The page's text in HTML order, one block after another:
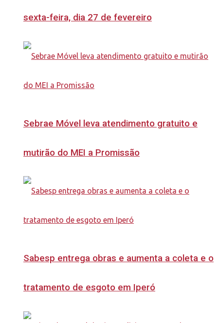
sexta-feira, dia 27 de fevereiro
Sebrae Móvel leva atendimento gratuito e
mutirão do MEI a Promissão
Sabesp entrega obras e aumenta a coleta e o
tratamento de esgoto em Iperó